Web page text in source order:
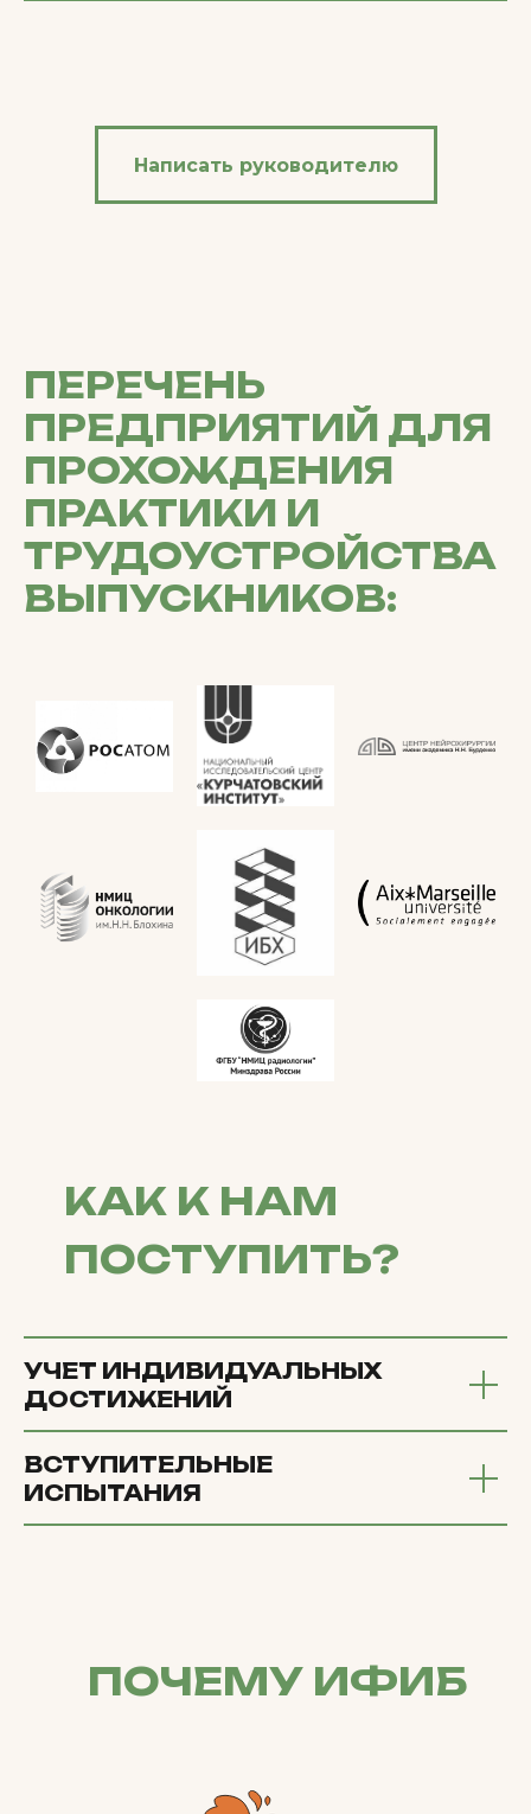
Написать руководителю
ПЕРЕЧЕНЬ
ПРЕДПРИЯТИЙ ДЛЯ
ПРОХОЖДЕНИЯ
ПРАКТИКИ И
ТРУДОУСТРОЙСТВА
ВЫПУСКНИКОВ:
КАК К НАМ
ПОСТУПИТЬ?
УЧЕТ ИНДИВИДУАЛЬНЫХ
ДОСТИЖЕНИЙ
ВСТУПИТЕЛЬНЫЕ
ИСПЫТАНИЯ
ПОЧЕМУ ИФИБ